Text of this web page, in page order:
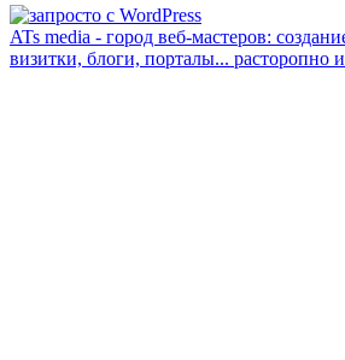
ATs media - город веб-мастеров:
визитки, блоги, порталы... расторопно